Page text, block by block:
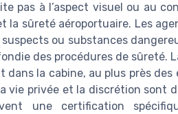
pas à l’aspect visuel ou au
sûreté aéroportuaire. Les
ou substances
des procédures de sûreté.
la cabine, au plus près des
vie privée et la discrétion sont
une certification